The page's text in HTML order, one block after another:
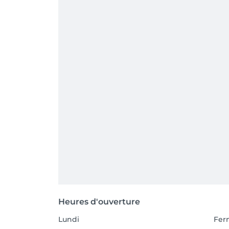
Heures d'ouverture
Lundi